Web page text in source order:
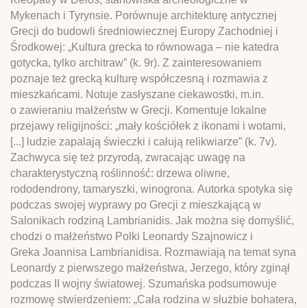
Mykenach i Tyrynsie. Porównuje architekturę antycznej
Grecji do budowli średniowiecznej Europy Zachodniej i
Środkowej: „Kultura grecka to równowaga – nie katedra
gotycka, tylko architraw” (k. 9r). Z zainteresowaniem
poznaje też grecką kulturę współczesną i rozmawia z
mieszkańcami. Notuje zasłyszane ciekawostki, m.in.
o zawieraniu małżeństw w Grecji. Komentuje lokalne
przejawy religijności: „mały kościółek z ikonami i wotami,
[...] ludzie zapalają świeczki i całują relikwiarze” (k. 7v).
Zachwyca się też przyrodą, zwracając uwagę na
charakterystyczną roślinność: drzewa oliwne,
rododendrony, tamaryszki, winogrona. Autorka spotyka się
podczas swojej wyprawy po Grecji z mieszkającą w
Salonikach rodziną Lambrianidis. Jak można się domyślić,
chodzi o małżeństwo Polki Leonardy Szajnowicz i
Greka Joannisa Lambrianidisa. Rozmawiają na temat syna
Leonardy z pierwszego małżeństwa, Jerzego, który zginął
podczas II wojny światowej. Szumańska podsumowuje
rozmowę stwierdzeniem: „Cała rodzina w służbie bohatera,